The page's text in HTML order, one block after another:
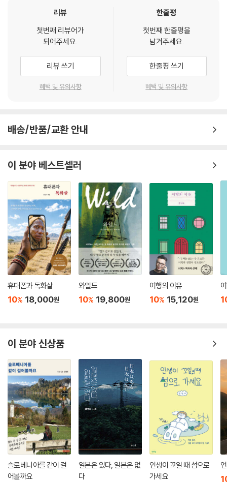
--- pp.161-162 「뿌리의 힘」 중에서
모두가 이 책을 통해 "내가 나를 만나는 과정"의 아름다움을 느끼시길 바란
리뷰
첫번째 리뷰어가
되어주세요.
리뷰 쓰기
혜택 및 유의사항
한줄평
첫번째 한줄평을
남겨주세요.
한줄평 쓰기
혜택 및 유의사항
배송/반품/교환 안내
이 분야 베스트셀러
휴대폰과 독화살
10% 18,000원
와일드
10% 19,800원
여행의 이유
10% 15,120원
이 분야 신상품
슬로베니아를 같이 걸
어볼까요
일본은 있다, 일본은 없
다
인생이 꼬일 때 섬으로
가세요